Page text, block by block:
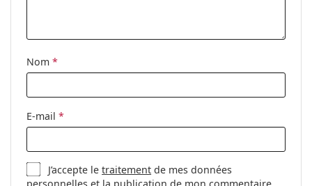
Nom *
E-mail *
J’accepte letraitement de mes données
personnelles et la publication de mon commentaire